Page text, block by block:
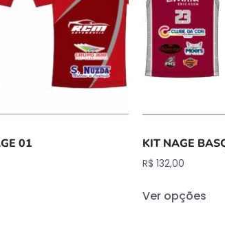
01 KIT NAGE
R$ 132,00
Ver opções